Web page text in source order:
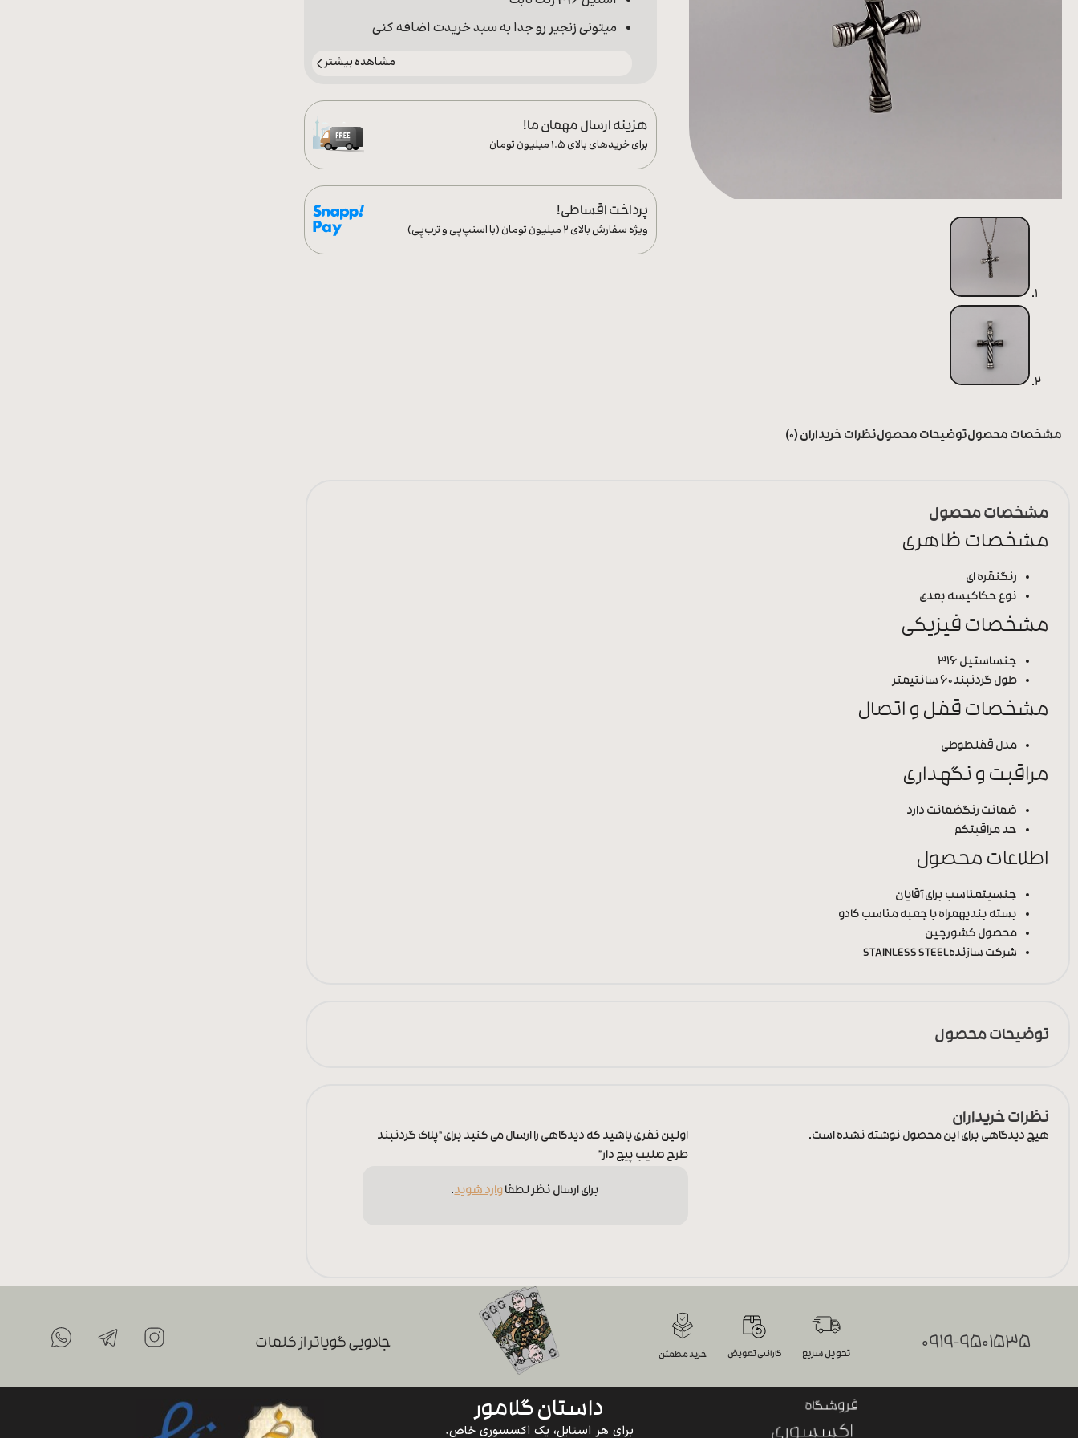
میتونی زنجیر رو جدا به سبد خریدت اضافه کنی
مشاهده بیشتر
هزینه ارسال مهمان ما!
برای خریدهای بالای ۱.۵ میلیون تومان
پرداخت اقساطی!
ویژه سفارش‌ بالای ۲ میلیون تومان (با اسنپ‌پی و ترب‌پِی)
مشخصات محصولتوضیحات محصولنظرات خریداران (0)
مشخصات محصول
مشخصات ظاهری
رنگنقره ای
نوع حکاکیسه بعدی
مشخصات فیزیکی
جنساستیل 316
طول گردنبند60 سانتیمتر
مشخصات قفل و اتصال
مدل قفلطوطی
مراقبت و نگهداری
ضمانت رنگضمانت دارد
حد مراقبتکم
اطلاعات محصول
جنسیتمناسب برای آقایان
بسته بندیهمراه با جعبه مناسب کادو
محصول کشورچین
شرکت سازندهSTAINLESS STEEL
توضیحات محصول
نظرات خریداران
هیچ دیدگاهی برای این محصول نوشته نشده است.
اولین نفری باشید که دیدگاهی را ارسال می کنید برای “پلاک گردنبند
طرح صلیب پیچ دار”
برای ارسال نظر لطفاوارد شوید.
0919-9501535 تحویل سریع گارانتی تعویض خرید مطمئن
جادویی گویاتر از کلمات
داستان گلامور
برای هر استایل، یک اکسسوری خاص.